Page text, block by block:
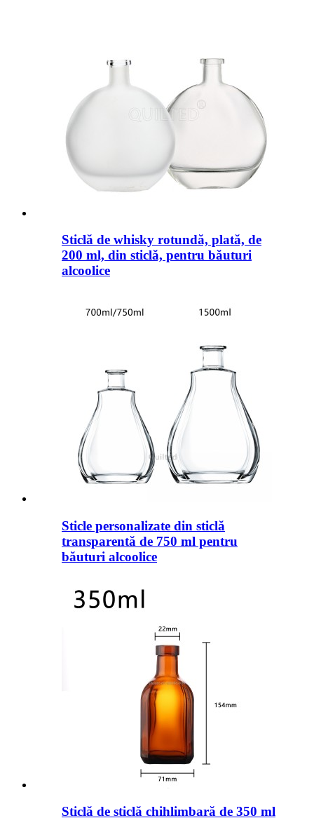
Sticlă de whisky rotundă, plată, de
200 ml, din sticlă, pentru băuturi
alcoolice
Sticle personalizate din sticlă
transparentă de 750 ml pentru
băuturi alcoolice
Sticlă de sticlă chihlimbară de 350 ml